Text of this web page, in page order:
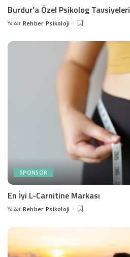
Burdur’a Özel Psikolog Tavsiyeleri
Posted
Yazar Rehber Psikoloji
SPONSOR
En İyi L-Carnitine Markası
Posted
Yazar Rehber Psikoloji